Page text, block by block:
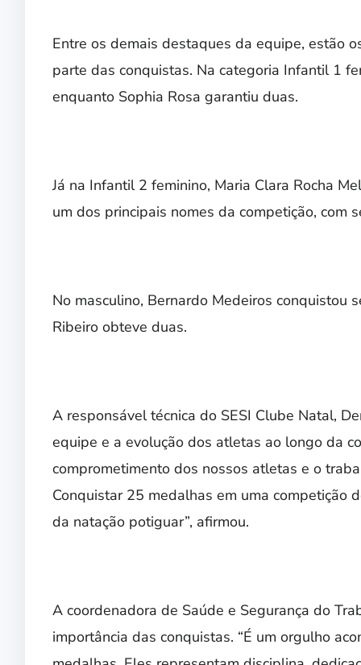
Entre os demais destaques da equipe, estão
parte das conquistas. Na categoria Infantil 1
enquanto Sophia Rosa garantiu duas.
Já na Infantil 2 feminino, Maria Clara Rocha
um dos principais nomes da competição, com
No masculino, Bernardo Medeiros conquistou
Ribeiro obteve duas.
A responsável técnica do SESI Clube Natal,
equipe e a evolução dos atletas ao longo da
comprometimento dos nossos atletas e o
Conquistar 25 medalhas em uma competição
da natação potiguar”, afirmou.
A coordenadora de Saúde e Segurança do
importância das conquistas. “É um orgulho